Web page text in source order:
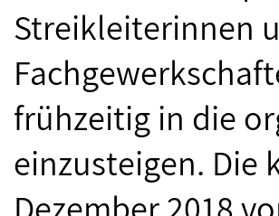
Streikleiterinnen
frühzeitig in die
einzusteigen. Die